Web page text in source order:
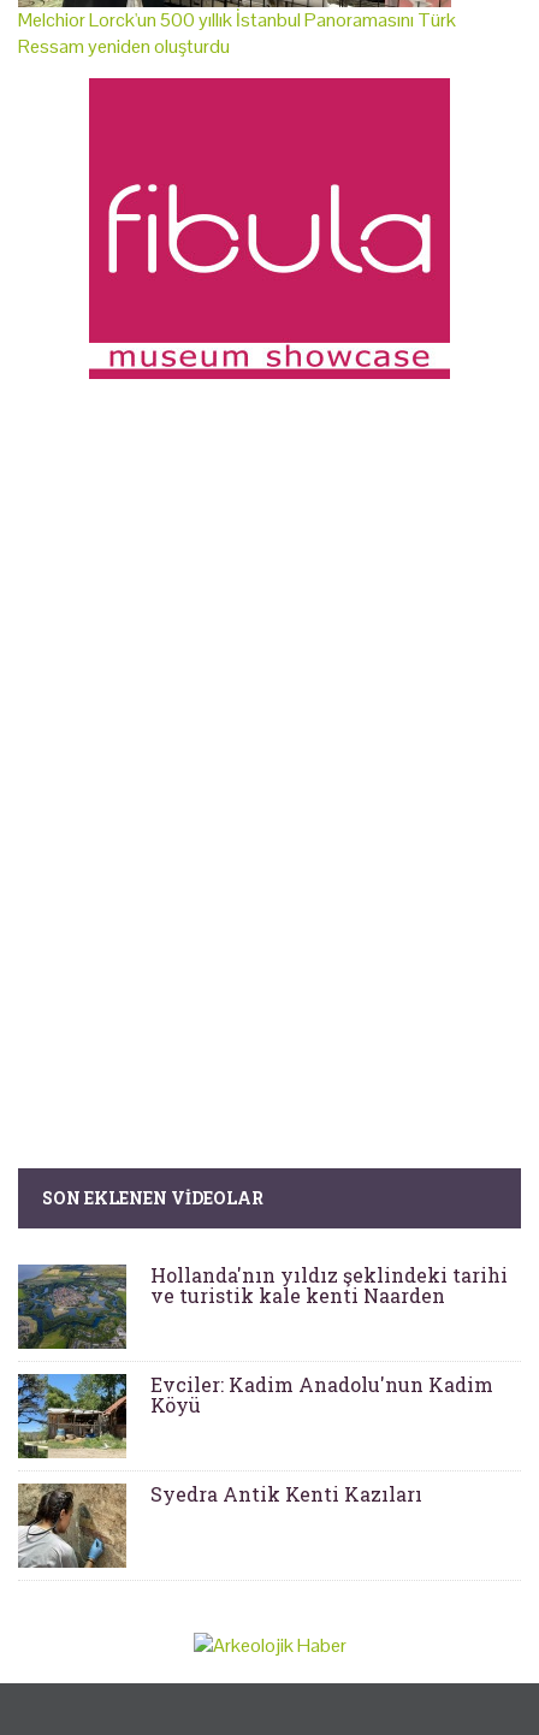
Melchior Lorck'un 500 yıllık İstanbul Panoramasını Türk
Ressam yeniden oluşturdu
SON EKLENEN VIDEOLAR
Hollanda'nın yıldız şeklindeki tarihi
ve turistik kale kenti Naarden
Evciler: Kadim Anadolu'nun Kadim
Köyü
Syedra Antik Kenti Kazıları